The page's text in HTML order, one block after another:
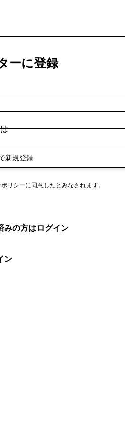
ーに登録
新規登録
リシーに同意したとみなされます。
みの方はログイン
ン